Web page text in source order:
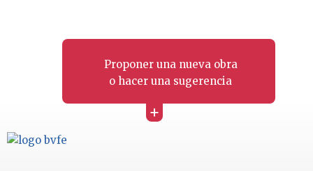
Proponer una nueva obra
o hacer una sugerencia
+